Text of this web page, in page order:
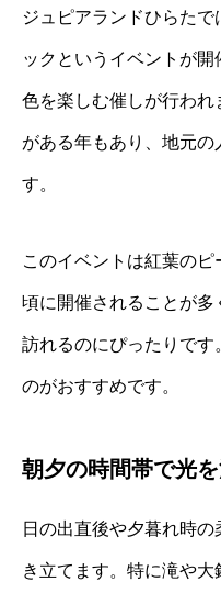
ジュピアランドひらた
ックというイベントが
色を楽しむ催しが行われ
がある年もあり、地元の
す。
このイベントは紅葉の
頃に開催されることが
訪れるのにぴったりです
のがおすすめです。
朝夕の時間帯で光
日の出直後や夕暮れ時の
き立てます。特に滝や